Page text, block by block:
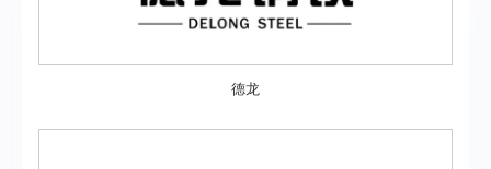
德龙